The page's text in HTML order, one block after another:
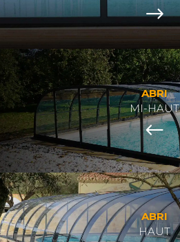
$
ABRI
MI-HAUT
#
ABRI
HAUT